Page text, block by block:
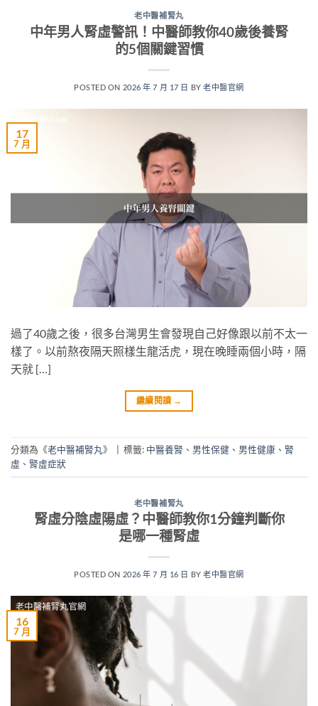
老中醫補腎丸
中年男人腎虛警訊！中醫師教你40歲後養腎
的5個關鍵習慣
POSTED ON 2026 年 7 月 17 日 BY老中醫官網
17
7 月
過了40歲之後，很多台灣男生會發現自己好像跟以前不太一
樣了。以前熬夜隔天照樣生龍活虎，現在晚睡兩個小時，隔
天就 […]
繼續閱讀 →
分類為《老中醫補腎丸》 標籤: 中醫養腎 、 男性保健 、 男性健康 、 腎
虛 、 腎虛症狀
老中醫補腎丸
腎虛分陰虛陽虛？中醫師教你1分鐘判斷你
是哪一種腎虛
POSTED ON 2026 年 7 月 16 日 BY老中醫官網
16
7 月